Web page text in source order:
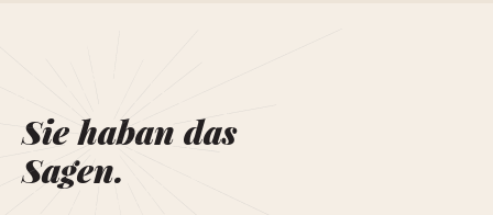
Sie haban das
Sagen.